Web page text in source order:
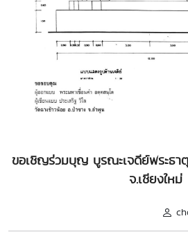
ขอเชิญร่วมบุญ บูรณะเจดีย์พระธา
จ.เชียงใหม่